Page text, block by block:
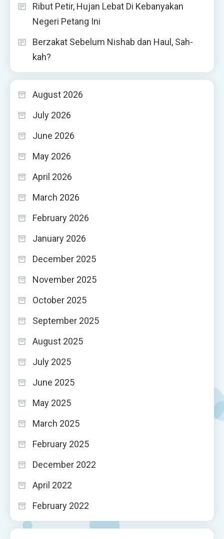
Ribut Petir, Hujan Lebat Di Kebanyakan
Negeri Petang Ini
Berzakat Sebelum Nishab dan Haul, Sah-
kah?
August 2026
July 2026
June 2026
May 2026
April 2026
March 2026
February 2026
January 2026
December 2025
November 2025
October 2025
September 2025
August 2025
July 2025
June 2025
May 2025
March 2025
February 2025
December 2022
April 2022
February 2022